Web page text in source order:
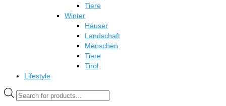
Tiere
Winter
Häuser
Landschaft
Menschen
Tiere
Tirol
Lifestyle
Products
search